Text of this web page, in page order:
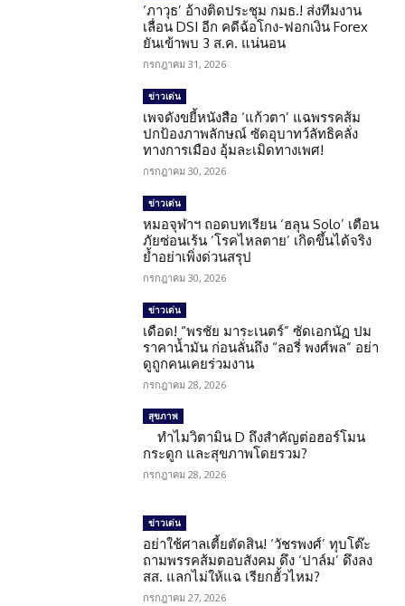
‘ภาวุธ’ อ้างติดประชุม กมธ.! ส่งทีมงาน
เลื่อน DSI อีก คดีฉ้อโกง-ฟอกเงิน Forex
ยันเข้าพบ 3 ส.ค. แน่นอน
กรกฎาคม 31, 2026
ข่าวเด่น
เพจดังขยี้หนังสือ ‘แก้วตา’ แฉพรรคส้ม
ปกป้องภาพลักษณ์ ซัดอุบาทว์ลัทธิคลั่ง
ทางการเมือง อุ้มละเมิดทางเพศ!
กรกฎาคม 30, 2026
ข่าวเด่น
หมอจุฬาฯ ถอดบทเรียน ‘ฮลุน Solo’ เตือน
ภัยซ่อนเร้น ‘โรคไหลตาย’ เกิดขึ้นได้จริง
ย้ำอย่าเพิ่งด่วนสรุป
กรกฎาคม 30, 2026
ข่าวเด่น
เดือด! “พรชัย มาระเนตร์” ซัดเอกนัฏ ปม
ราคาน้ำมัน ก่อนลั่นถึง “ลอรี่ พงศ์พล” อย่า
ดูถูกคนเคยร่วมงาน
กรกฎาคม 28, 2026
สุขภาพ
ทำไมวิตามิน D ถึงสำคัญต่อฮอร์โมน
กระดูก และสุขภาพโดยรวม?
กรกฎาคม 28, 2026
ข่าวเด่น
อย่าใช้ศาลเตี้ยตัดสิน! ‘วัชรพงศ์’ ทุบโต๊ะ
ถามพรรคส้มตอบสังคม ดึง ‘ปาล์ม’ ดึงลง
สส. แลกไม่ให้แฉ เรียกฮั้วไหม?
กรกฎาคม 27, 2026